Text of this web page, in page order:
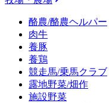
酪農/酪農ヘルパー
肉牛
養豚
養鶏
競走馬/乗馬クラブ
露地野菜/畑作
施設野菜